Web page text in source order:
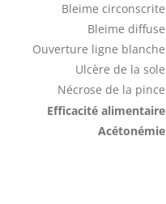
Bleime circonscrite
Bleime diffuse
Ouverture ligne blanche
Ulcère de la sole
Nécrose de la pince
Efficacité alimentaire
Acétonémie